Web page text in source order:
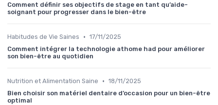
Comment définir ses objectifs de stage en tant qu’aide-
soignant pour progresser dans le bien-être
Habitudes de Vie Saines • 17/11/2025
Comment intégrer la technologie athome had pour améliorer
son bien-être au quotidien
Nutrition et Alimentation Saine • 18/11/2025
Bien choisir son matériel dentaire d’occasion pour un bien-être
optimal